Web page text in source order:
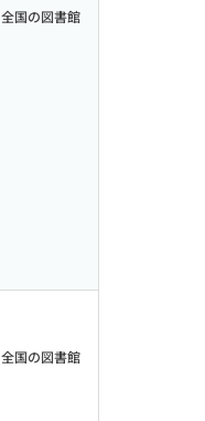
全国の図書館
全国の図書館